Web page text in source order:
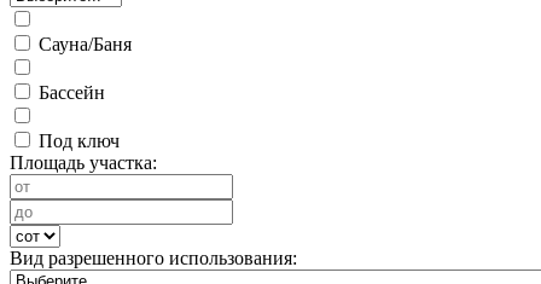
Сауна/Баня
Бассейн
Под ключ
Площадь участка:
Вид разрешенного использования: